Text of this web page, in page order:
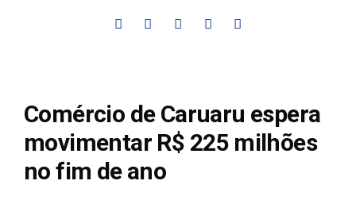
Comércio de Caruaru espera
movimentar R$ 225 milhões
no fim de ano